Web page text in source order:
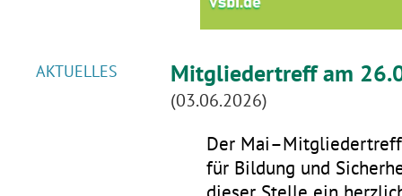
AKTUELLES Mitgliedertreff am
(03.06.2026)
Der
für Bildung und